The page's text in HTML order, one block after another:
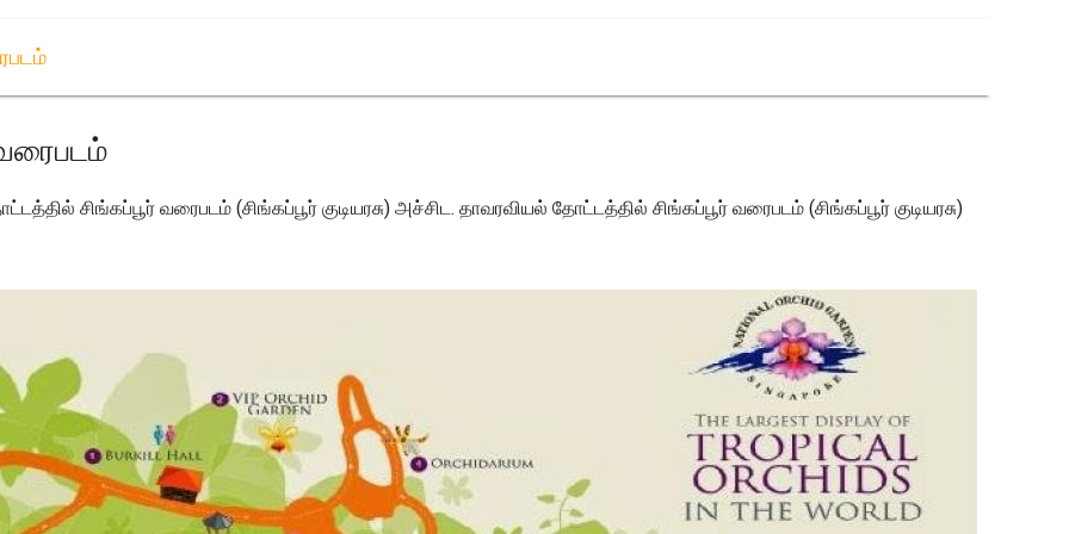
சிங்கப்பூர் வரைபடம் (சிங்கப்பூர் குடியரசு) அச்சிட. தாவரவியல் தோட்டத்தில் சிங்கப்பூர் வரைபடம் (சிங்கப்பூர் குடியரசு)